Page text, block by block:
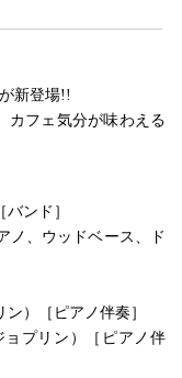
新登場!!
カフェ気分が味わえる
ンド］
ノ、ウッドベース、ド
）［ピアノ伴奏］
プリン）［ピアノ伴